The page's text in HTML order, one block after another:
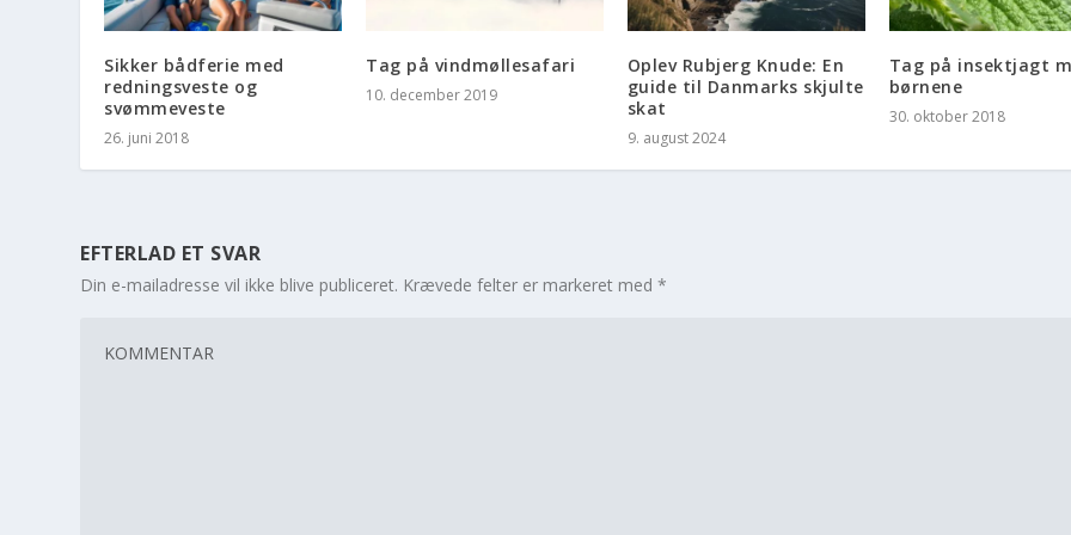
Sikker bådferie med
redningsveste og
svømmeveste
26. juni 2018
Tag på vindmøllesafari
10. december 2019
Oplev Rubjerg Knude: En
guide til Danmarks skjulte
skat
9. august 2024
Tag på insektjagt
børnene
30. oktober 2018
EFTERLAD ET SVAR
Din e-mailadresse vil ikke blive publiceret. Krævede felter er markeret med*